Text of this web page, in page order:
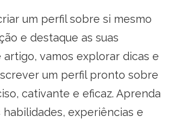
um perfil sobre si mesmo
e destaque as suas
artigo, vamos explorar dicas e
um perfil pronto sobre
cativante e eficaz. Aprenda
habilidades, experiências e